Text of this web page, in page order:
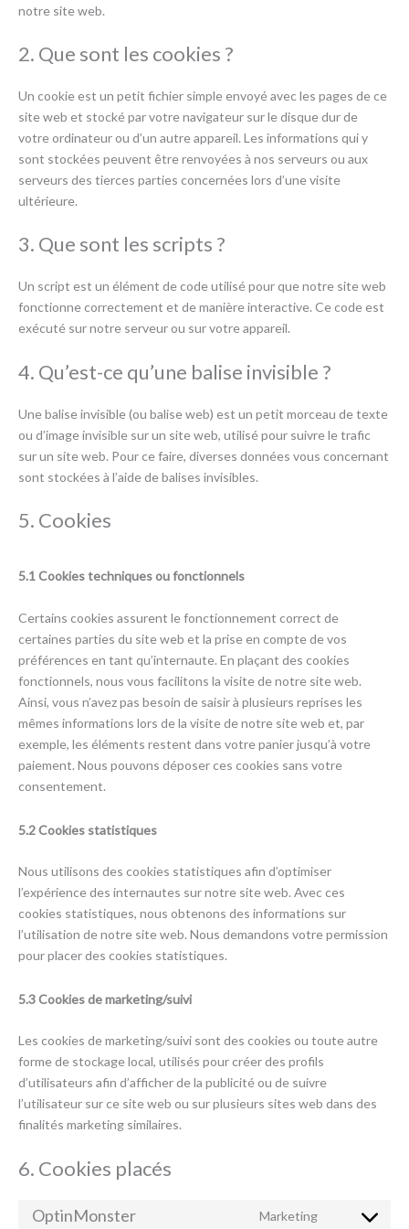
notre site web.
2. Que sont les cookies ?
Un cookie est un petit fichier simple envoyé avec les pages de ce
site web et stocké par votre navigateur sur le disque dur de
votre ordinateur ou d’un autre appareil. Les informations qui y
sont stockées peuvent être renvoyées à nos serveurs ou aux
serveurs des tierces parties concernées lors d’une visite
ultérieure.
3. Que sont les scripts ?
Un script est un élément de code utilisé pour que notre site web
fonctionne correctement et de manière interactive. Ce code est
exécuté sur notre serveur ou sur votre appareil.
4. Qu’est-ce qu’une balise invisible ?
Une balise invisible (ou balise web) est un petit morceau de texte
ou d’image invisible sur un site web, utilisé pour suivre le trafic
sur un site web. Pour ce faire, diverses données vous concernant
sont stockées à l’aide de balises invisibles.
5. Cookies
5.1 Cookies techniques ou fonctionnels
Certains cookies assurent le fonctionnement correct de
certaines parties du site web et la prise en compte de vos
préférences en tant qu’internaute. En plaçant des cookies
fonctionnels, nous vous facilitons la visite de notre site web.
Ainsi, vous n’avez pas besoin de saisir à plusieurs reprises les
mêmes informations lors de la visite de notre site web et, par
exemple, les éléments restent dans votre panier jusqu’à votre
paiement. Nous pouvons déposer ces cookies sans votre
consentement.
5.2 Cookies statistiques
Nous utilisons des cookies statistiques afin d’optimiser
l’expérience des internautes sur notre site web. Avec ces
cookies statistiques, nous obtenons des informations sur
l’utilisation de notre site web. Nous demandons votre permission
pour placer des cookies statistiques.
5.3 Cookies de marketing/suivi
Les cookies de marketing/suivi sont des cookies ou toute autre
forme de stockage local, utilisés pour créer des profils
d’utilisateurs afin d’afficher de la publicité ou de suivre
l’utilisateur sur ce site web ou sur plusieurs sites web dans des
finalités marketing similaires.
6. Cookies placés
OptinMonster Marketing
Consent